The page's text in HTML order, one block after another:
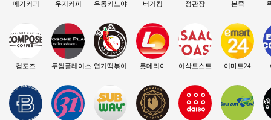
메가커피
컴포즈
우지커피
투썸플레이스
우동키노야
엽기떡볶이
버거킹
롯데리아
정관장
이삭토스트
본죽
이마트24